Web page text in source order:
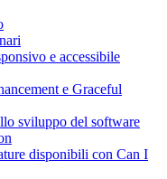
e accessibile
e Graceful
sviluppo del software
disponibili con Can I